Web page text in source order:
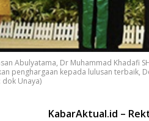
Abulyatama, Dr Muhammad Khadafi
penghargaan kepada lulusan terbaik,
Unaya)
KabarAktual.id –